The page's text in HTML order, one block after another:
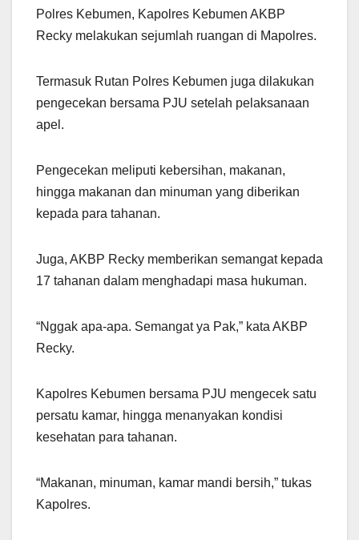
Polres Kebumen, Kapolres Kebumen AKBP
Recky melakukan sejumlah ruangan di Mapolres.
Termasuk Rutan Polres Kebumen juga dilakukan
pengecekan bersama PJU setelah pelaksanaan
apel.
Pengecekan meliputi kebersihan, makanan,
hingga makanan dan minuman yang diberikan
kepada para tahanan.
Juga, AKBP Recky memberikan semangat kepada
17 tahanan dalam menghadapi masa hukuman.
“Nggak apa-apa. Semangat ya Pak,” kata AKBP
Recky.
Kapolres Kebumen bersama PJU mengecek satu
persatu kamar, hingga menanyakan kondisi
kesehatan para tahanan.
“Makanan, minuman, kamar mandi bersih,” tukas
Kapolres.